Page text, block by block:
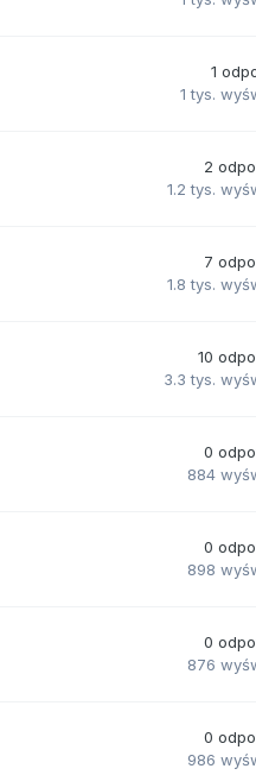
1
1 tys.
2
1.2 tys.
7
1.8 tys.
10
3.3 tys.
0
884
0
898
0
876
0
986